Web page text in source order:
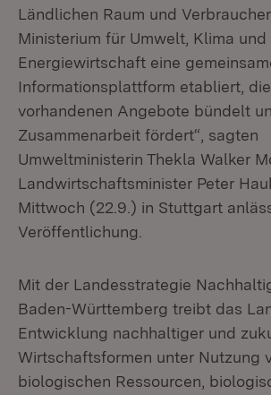
Ländlichen Raum und
Ministerium für Umwelt, Klima und
Energiewirtschaft eine
Informationsplattform etabliert,
vorhandenen Angebote bündelt
Zusammenarbeit fördert“, sagten
Umweltministerin Thekla Walker
Landwirtschaftsminister Peter
Mittwoch (22.9.) in Stuttgart
Veröffentlichung.
Mit der Landesstrategie
Baden-Württemberg treibt das
Entwicklung nachhaltiger und
Wirtschaftsformen unter Nutzung
biologischen Ressourcen,